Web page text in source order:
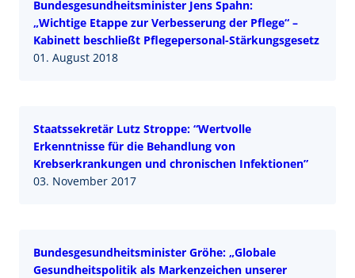
Bundesgesundheitsminister Jens Spahn:
„Wichtige Etappe zur Verbesserung der Pflege“ –
Kabinett beschließt Pflegepersonal-Stärkungsgesetz
01. August 2018
Staatssekretär Lutz Stroppe: “Wertvolle
Erkenntnisse für die Behandlung von
Krebserkrankungen und chronischen Infektionen”
03. November 2017
Bundesgesundheitsminister Gröhe: „Globale
Gesundheitspolitik als Markenzeichen unserer